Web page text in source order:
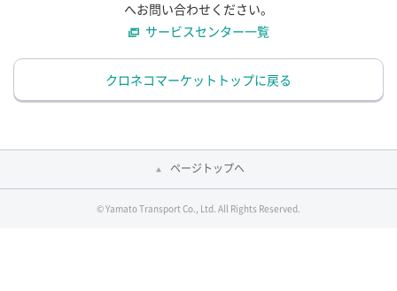
へお問い合わせください。
サービスセンター一覧
クロネコマーケットトップに戻る
ページトップへ
© Yamato Transport Co., Ltd. All Rights Reserved.